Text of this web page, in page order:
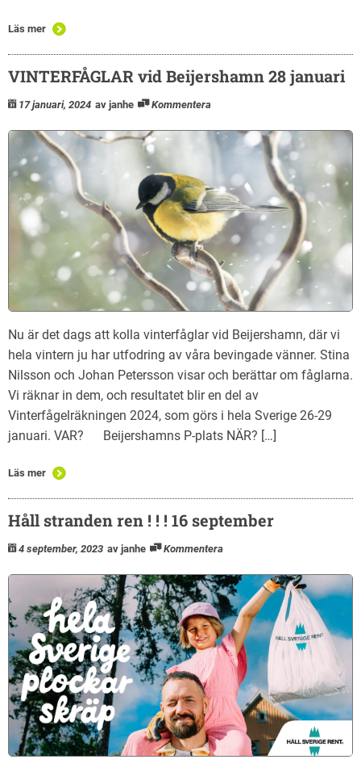
Läs mer
VINTERFÅGLAR vid Beijershamn 28 januari
17 januari, 2024 av janhe Kommentera
Nu är det dags att kolla vinterfåglar vid Beijershamn, där vi
hela vintern ju har utfodring av våra bevingade vänner. Stina
Nilsson och Johan Petersson visar och berättar om fåglarna.
Vi räknar in dem, och resultatet blir en del av
Vinterfågelräkningen 2024, som görs i hela Sverige 26-29
januari. VAR? Beijershamns P-plats NÄR? […]
Läs mer
Håll stranden ren ! ! ! 16 september
4 september, 2023 av janhe Kommentera